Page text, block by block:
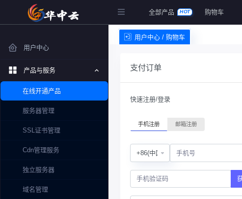
全部产品 HOT 购物车
用户中心 / 购物车
用户中心
产品与服务
在线开通产品
服务器管理
SSL证书管理
Cdn管理服务
独立服务器
域名管理
支付订单
快速注册/登录
手机注册 邮箱注册